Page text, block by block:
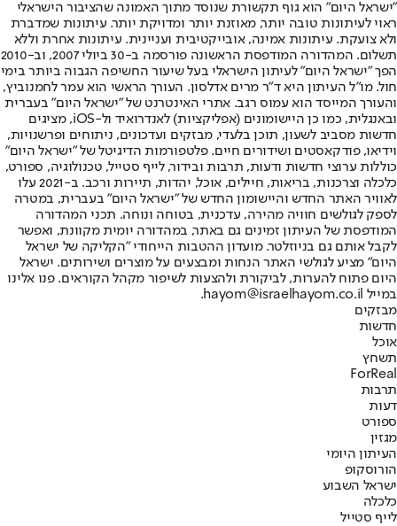
"ישראל היום" הוא גוף תקשורת שנוסד מתוך האמונה שהציבור הישראלי
ראוי לעיתונות טובה יותר, מאוזנת יותר ומדויקת יותר. עיתונות שמדברת
ולא צועקת. עיתונות אמינה, אובייקטיבית ועניינית. עיתונות אחרת וללא
תשלום. המהדורה המודפסת הראשונה פורסמה ב-30 ביולי 2007, וב-2010
הפך "ישראל היום" לעיתון הישראלי בעל שיעור החשיפה הגבוה ביותר בימי
חול. מו"ל העיתון היא ד"ר מרים אדלסון. העורך הראשי הוא עמר לחמנוביץ,
והעורך המייסד הוא עמוס רגב. אתרי האינטרנט של "ישראל היום" בעברית
ובאנגלית, כמו כן היישומונים (אפליקציות) לאנדרואיד ול-iOS, מציגים
חדשות מסביב לשעון, תוכן בלעדי, מבזקים ועדכונים, ניתוחים ופרשנויות,
וידיאו, פודקאסטים ושידורים חיים. פלטפורמות הדיגיטל של "ישראל היום"
כוללות ערוצי חדשות ודעות, תרבות ובידור, לייף סטייל, טכנולוגיה, ספורט,
כלכלה וצרכנות, בריאות, חיילים, אוכל, יהדות, תיירות ורכב. ב-2021 עלו
לאוויר האתר החדש והיישומון החדש של "ישראל היום" בעברית, במטרה
לספק לגולשים חוויה מהירה, עדכנית, בטוחה ונוחה. תכני המהדורה
המודפסת של העיתון זמינים גם באתר, במהדורה יומית מקוונת, ואפשר
לקבל אותם גם בניוזלטר. מועדון ההטבות הייחודי "הקליקה של ישראל
היום" מציע לגולשי האתר הנחות ומבצעים על מוצרים ושירותים. ישראל
היום פתוח להערות, לביקורת ולהצעות לשיפור מקהל הקוראים. פנו אלינו
במייל hayom@israelhayom.co.il.
מבזקים
חדשות
אוכל
תשחץ
ForReal
תרבות
דעות
ספורט
מגזין
העיתון היומי
הורוסקופ
ישראל השבוע
כלכלה
לייף סטייל